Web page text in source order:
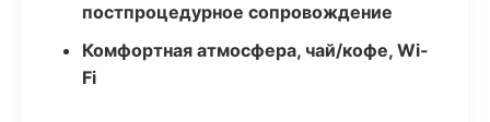
постпроцедурное сопровождение
Комфортная атмосфера, чай/кофе, Wi-
Fi